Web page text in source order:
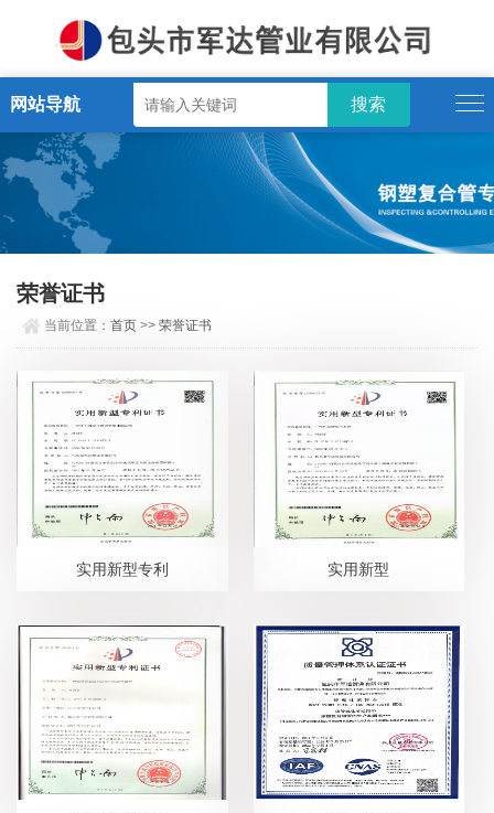
网站导航
荣誉证书
当前位置：首页 >>荣誉证书
实用新型专利 实用新型